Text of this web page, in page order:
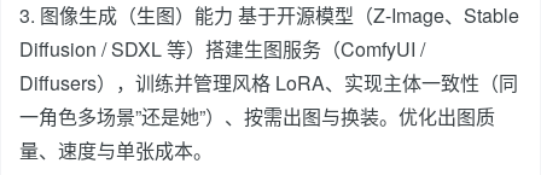
3. 图像生成（生图）能力 基于开源模型（Z-Image、Stable
Diffusion / SDXL 等）搭建生图服务（ComfyUI /
Diffusers），训练并管理风格 LoRA、实现主体一致性（同
一角色多场景”还是她”）、按需出图与换装。优化出图质
量、速度与单张成本。